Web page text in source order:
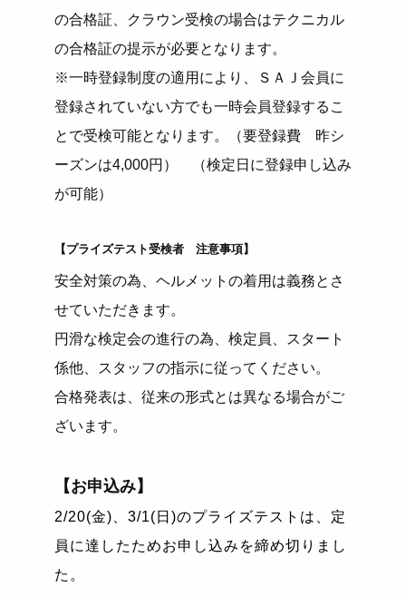
の合格証、クラウン受検の場合はテクニカル
の合格証の提示が必要となります。
※一時登録制度の適用により、ＳＡＪ会員に
登録されていない方でも一時会員登録するこ
とで受検可能となります。（要登録費 昨シ
ーズンは4,000円） （検定日に登録申し込み
が可能）
【プライズテスト受検者 注意事項】
安全対策の為、ヘルメットの着用は義務とさ
せていただきます。
円滑な検定会の進行の為、検定員、スタート
係他、スタッフの指示に従ってください。
合格発表は、従来の形式とは異なる場合がご
ざいます。
【お申込み】
2/20(金)、3/1(日)のプライズテストは、定
員に達したためお申し込みを締め切りまし
た。